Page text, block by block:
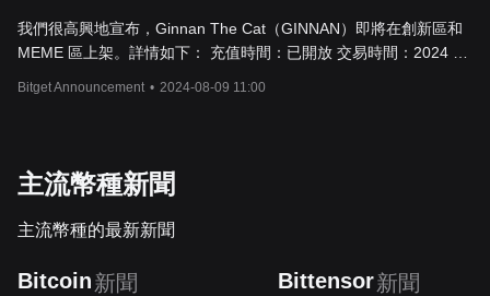
我們很高興地宣布，Ginnan The Cat（GINNAN）即將在創新區和
MEME 區上架。詳情如下： 充值時間：已開放 交易時間：2024 年
GINNAN 現貨交易池 *新現貨用戶專屬 4,750,000,000 GINNAN 合
約交易池 *新
Bitget Announcement • 2024-08-09 11:00
主流幣種新聞
主流幣種的最新新聞
Bitcoin新聞 Bittensor新聞